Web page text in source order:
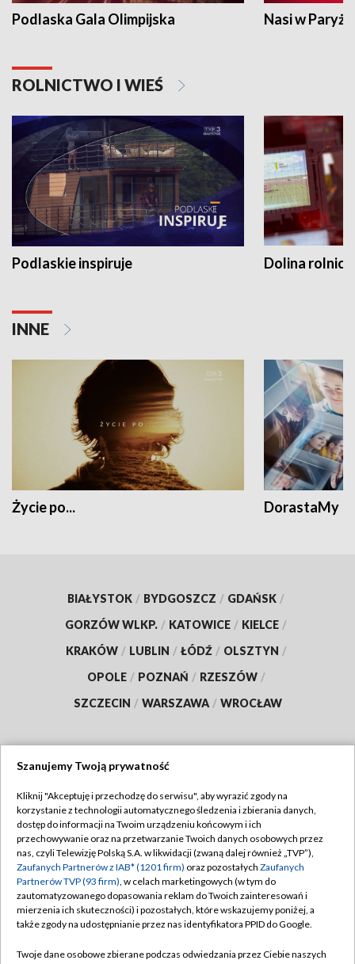
Podlaska Gala Olimpijska Nasi w Paryżu
ROLNICTWO I WIEŚ
Podlaskie inspiruje Dolina
INNE
Życie po... DorastaMy
BIAŁYSTOK / BYDGOSZCZ / GDAŃSK /
GORZÓW WLKP. / KATOWICE / KIELCE /
KRAKÓW / LUBLIN / ŁÓDŹ / OLSZTYN /
OPOLE / POZNAŃ / RZESZÓW /
SZCZECIN / WARSZAWA / WROCŁAW
TVP
Abonament TVP
Emisja w TVP
Centrum informacji TVP
Naziemna Telewizja Cyfrowa
Regulamin TVP
Polityka prywatności
Moje zgody
Pomoc
Szanujemy Twoją prywatność
Kliknij "Akceptuję i przechodzę do serwisu", aby wyrazić zgody na
korzystanie z technologii automatycznego śledzenia i zbierania danych,
dostęp do informacji na Twoim urządzeniu końcowym i ich
przechowywanie oraz na przetwarzanie Twoich danych osobowych przez
nas, czyli Telewizję Polską S.A. w likwidacji (zwaną dalej również „TVP”),
Zaufanych Partnerów z IAB* (1201 firm) oraz pozostałych Zaufanych
Partnerów TVP (93 firm), w celach marketingowych (w tym do
zautomatyzowanego dopasowania reklam do Twoich zainteresowań i
mierzenia ich skuteczności) i pozostałych, które wskazujemy poniżej, a
także zgody na udostępnianie przez nas identyfikatora PPID do Google.
Twoje dane osobowe zbierane podczas odwiedzania przez Ciebie naszych